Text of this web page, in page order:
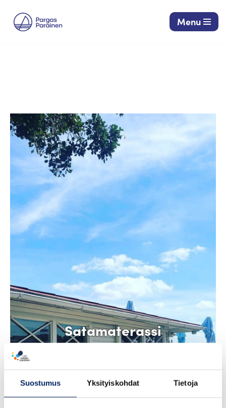
Suostumus Yksityiskohdat Tietoja
Siirry
Menu
Satamaterassi
Skål!